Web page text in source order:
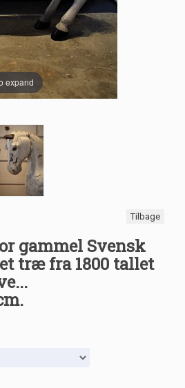
expand
Tilbage
gammel Svensk
træ fra 1800 tallet